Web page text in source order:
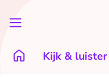
Kijk & luister